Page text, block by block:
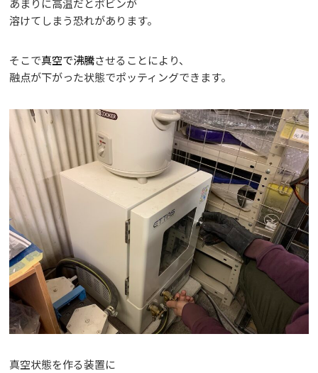
あまりに高温だとボビンが
溶けてしまう恐れがあります。
そこで真空で沸騰させることにより、
融点が下がった状態でポッティングできます。
真空状態を作る装置に